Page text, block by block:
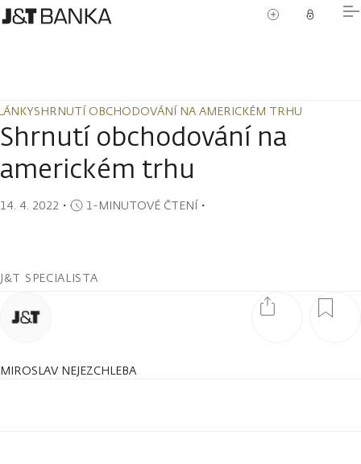
SHRNUTÍ OBCHODOVÁNÍ NA AMERICKÉM TRHU
SHRNUTÍ OBCHODOVÁNÍ NA AMERICKÉM TRHU
Shrnutí obchodování na
americkém trhu
14. 4. 2022 ・ 1-MINUTOVÉ ČTENÍ・
J&T SPECIALISTA
MIROSLAV NEJEZCHLEBA